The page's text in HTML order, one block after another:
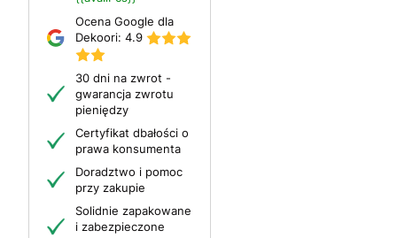
Ocena Google dla
Dekoori: 4.9
30 dni na zwrot -
gwarancja zwrotu
pieniędzy
Certyfikat dbałości o
prawa konsumenta
Doradztwo i pomoc
przy zakupie
Solidnie zapakowane
i zabezpieczone